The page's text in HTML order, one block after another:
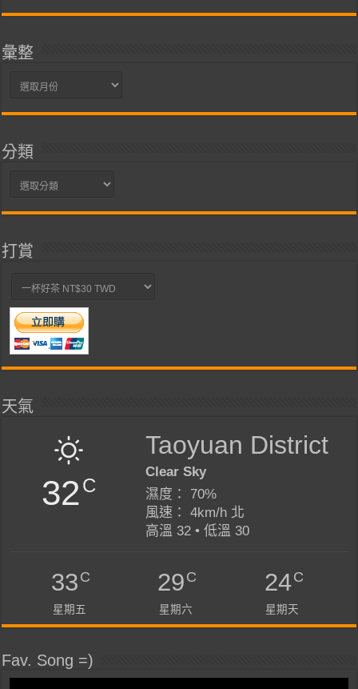
彙整
彙
分類
分
打賞
天氣
32C
Taoyuan District
Clear Sky
濕度： 70%
風速： 4km/h 北
高溫 32 • 低溫 30
33C
星期五
29C
星期六
24C
星期天
Fav. Song =)